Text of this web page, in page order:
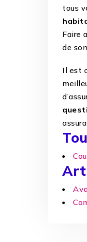
tous
Faire
de son
Il est